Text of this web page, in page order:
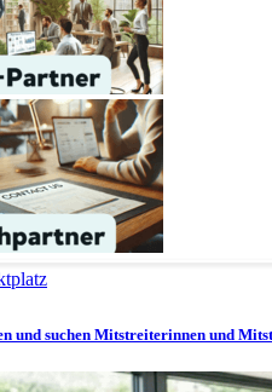
und suchen Mitstreiterinnen und